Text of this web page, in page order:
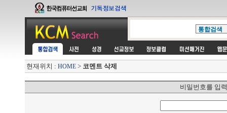
현재위치 : HOME > 코멘트 삭제
비밀번호를 입